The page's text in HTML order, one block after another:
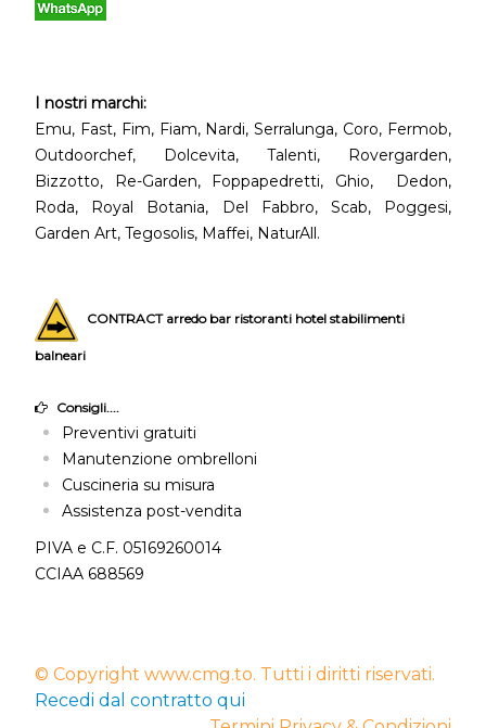
I nostri marchi:
Emu, Fast, Fim, Fiam, Nardi, Serralunga, Coro, Fermob,
Outdoorchef, Dolcevita, Talenti, Rovergarden,
Bizzotto, Re-Garden, Foppapedretti, Ghio, Dedon,
Roda, Royal Botania, Del Fabbro, Scab, Poggesi,
Garden Art, Tegosolis, Maffei, NaturAll.
CONTRACT arredo bar ristoranti hotel stabilimenti
balneari
Consigli....
Preventivi gratuiti
Manutenzione ombrelloni
Cuscineria su misura
Assistenza post-vendita
PIVA e C.F. 05169260014
CCIAA 688569
© Copyright www.cmg.to. Tutti i diritti riservati.
Recedi dal contratto qui